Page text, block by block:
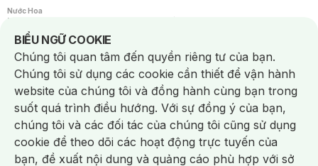
Nước Hoa
Nước Hoa Nữ
Chăm Sóc Cá Nhân
Chống Muỗi /Khẩu Trang /Máy Massage/Mặt Nạ Xông Hơi /Nước Rửa Tay/
Sản Phẩm Chăm Sóc Khác /Bàn Chải Đánh Răng /Bàn Chải Điện/
Hỗ Trợ Trắng Răng/Kem Đánh Răng /Máy Tăm Nước/ Nước Súc Miệng/
Tăm / Chỉ Nha Khoa/ Xịt Thơm Miệng / Dung Dịch Vệ Sinh/Dưỡng Vùng Kín/
Khăn Ướt Vệ Sinh Vùng Kín/Băng Vệ Sinh/Tampon/Bọt Cạo Râu /Dao Cạo Râu/
Máy Cạo Râu
Vấn Đề Về Da
Da Dầu / Lỗ Chân Lông To/ Da Khô / Mất Nước/ Da Lão Hóa/ Da Mụn/
Da Nhạy Cảm / Kích Ứng
Da Xỉn Màu Thâm / Nám / Tàn Nhang
Quầng Thâm & Bọng Mắt /Sẹo /Viêm Da Cơ Địa
Dụng Cụ / Phụ Kiện Chăm Sóc Da
BIỂU NGỮ COOKIE
Notice about cookies usage
Chúng tôi quan tâm đến quyền riêng tư của bạn.
Chúng tôi sử dụng các cookie cần thiết để vận hành
website của chúng tôi và đồng hành cùng bạn trong
suốt quá trình điều hướng. Với sự đồng ý của bạn,
chúng tôi và các đối tác của chúng tôi cũng sử dụng
cookie để theo dõi các hoạt động trực tuyến của
bạn, đề xuất nội dung và quảng cáo phù hợp với sở